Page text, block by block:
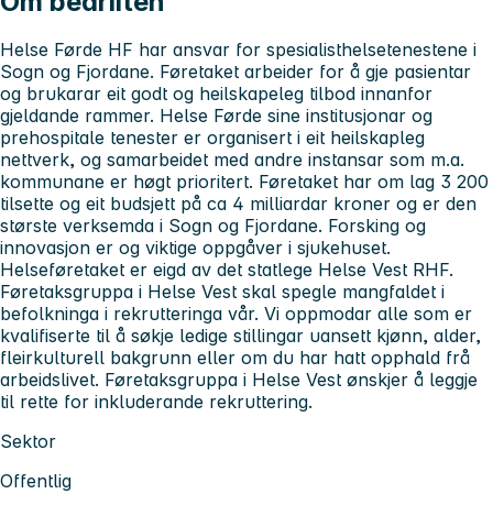
Helse Førde HF har ansvar for spesialisthelsetenestene i
Sogn og Fjordane. Føretaket arbeider for å gje pasientar
og brukarar eit godt og heilskapeleg tilbod innanfor
gjeldande rammer. Helse Førde sine institusjonar og
prehospitale tenester er organisert i eit heilskapleg
nettverk, og samarbeidet med andre instansar som m.a.
kommunane er høgt prioritert. Føretaket har om lag 3 200
tilsette og eit budsjett på ca 4 milliardar kroner og er den
største verksemda i Sogn og Fjordane. Forsking og
innovasjon er og viktige oppgåver i sjukehuset.
Helseføretaket er eigd av det statlege Helse Vest RHF.
Føretaksgruppa i Helse Vest skal spegle mangfaldet i
befolkninga i rekrutteringa vår. Vi oppmodar alle som er
kvalifiserte til å søkje ledige stillingar uansett kjønn, alder,
fleirkulturell bakgrunn eller om du har hatt opphald frå
arbeidslivet. Føretaksgruppa i Helse Vest ønskjer å leggje
til rette for inkluderande rekruttering.
Sektor
Offentlig